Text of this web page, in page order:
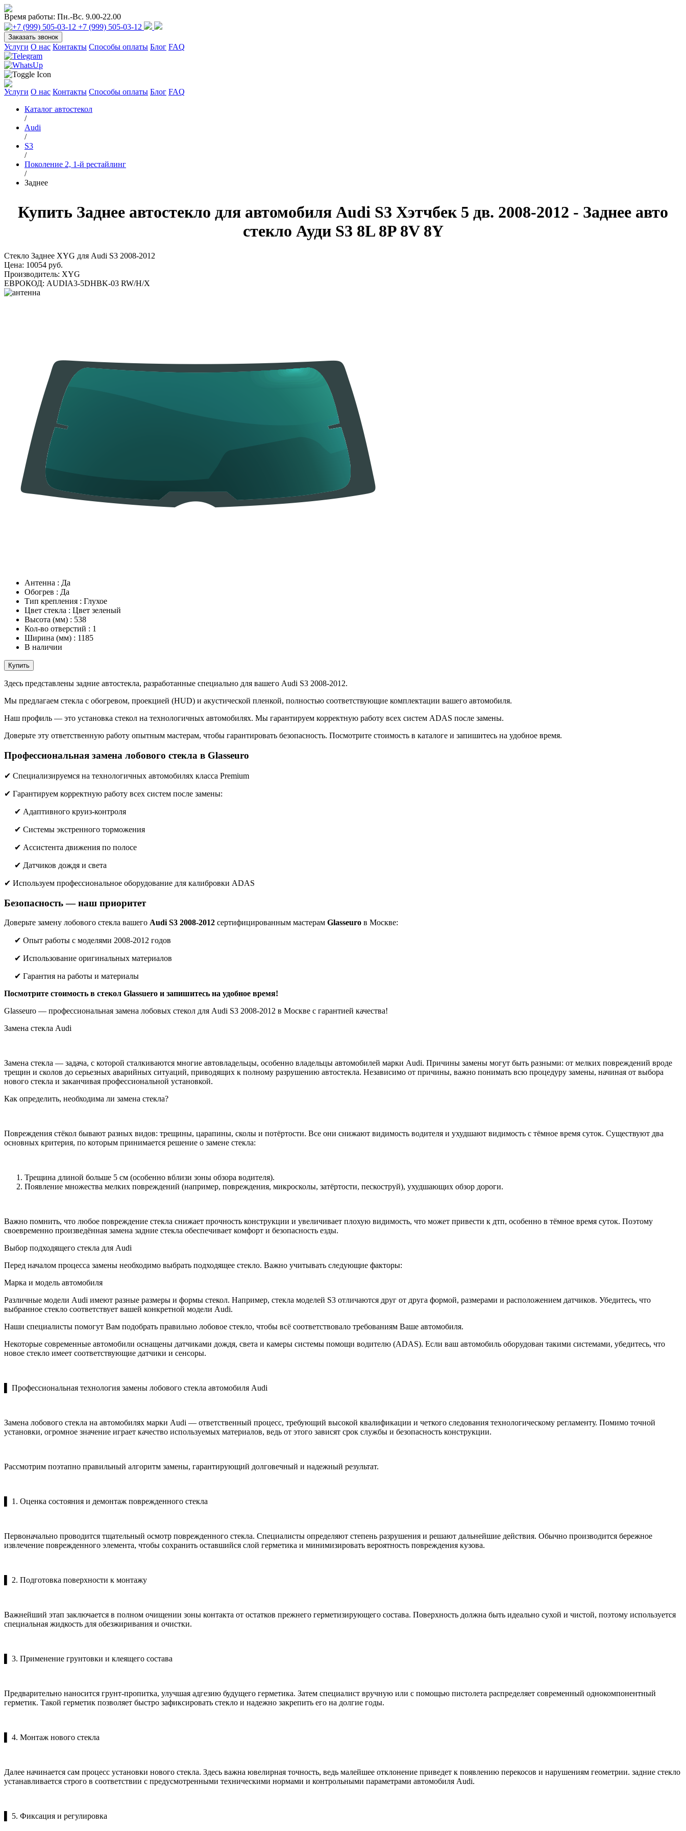
Время работы: Пн.-Вс. 9.00-22.00
+7 (999) 505-03-12
Заказать звонок
Услуги О нас Контакты Способы оплаты Блог FAQ
Услуги О нас Контакты Способы оплаты Блог FAQ
Каталог автостекол
/
Audi
/
S3
/
Поколение 2, 1-й рестайлинг
/
Заднее
Купить Заднее автостекло для автомобиля Audi S3 Хэтчбек 5 дв. 2008-2012 - Заднее авто
стекло Ауди S3 8L 8P 8V 8Y
Стекло Заднее XYG для Audi S3 2008-2012
Цена: 10054 руб.
Производитель: XYG
ЕВРОКОД: AUDIA3-5DHBK-03 RW/H/X
Антенна : Да
Обогрев : Да
Тип крепления : Глухое
Цвет стекла : Цвет зеленый
Высота (мм) : 538
Кол-во отверстий : 1
Ширина (мм) : 1185
В наличии
Купить
Здесь представлены задние автостекла, разработанные специально для вашего Audi S3 2008-2012.
Мы предлагаем стекла с обогревом, проекцией (HUD) и акустической пленкой, полностью соответствующие комплектации вашего автомобиля.
Наш профиль — это установка стекол на технологичных автомобилях. Мы гарантируем корректную работу всех систем ADAS после замены.
Доверьте эту ответственную работу опытным мастерам, чтобы гарантировать безопасность. Посмотрите стоимость в каталоге и запишитесь на удобное время.
Профессиональная замена лобового стекла в Glasseuro
✔ Специализируемся на технологичных автомобилях класса Premium
✔ Гарантируем корректную работу всех систем после замены:
✔ Адаптивного круиз-контроля
✔ Системы экстренного торможения
✔ Ассистента движения по полосе
✔ Датчиков дождя и света
✔ Используем профессиональное оборудование для калибровки ADAS
Безопасность — наш приоритет
Доверьте замену лобового стекла вашего Audi S3 2008-2012 сертифицированным мастерам Glasseuro в Москве:
✔ Опыт работы с моделями 2008-2012 годов
✔ Использование оригинальных материалов
✔ Гарантия на работы и материалы
Посмотрите стоимость в стекол Glassuero и запишитесь на удобное время!
Glasseuro — профессиональная замена лобовых стекол для Audi S3 2008-2012 в Москве с гарантией качества!
Замена стекла Audi
Замена стекла — задача, с которой сталкиваются многие автовладельцы, особенно владельцы автомобилей марки Audi. Причины замены могут быть разными: от мелких повреждений вроде
трещин и сколов до серьезных аварийных ситуаций, приводящих к полному разрушению автостекла. Независимо от причины, важно понимать всю процедуру замены, начиная от выбора
нового стекла и заканчивая профессиональной установкой.
Как определить, необходима ли замена стекла?
Повреждения стёкол бывают разных видов: трещины, царапины, сколы и потёртости. Все они снижают видимость водителя и ухудшают видимость с тёмное время суток. Существуют два
основных критерия, по которым принимается решение о замене стекла:
Трещина длиной больше 5 см (особенно вблизи зоны обзора водителя).
Появление множества мелких повреждений (например, повреждения, микросколы, затёртости, пескоструй), ухудшающих обзор дороги.
Важно помнить, что любое повреждение стекла снижает прочность конструкции и увеличивает плохую видимость, что может привести к дтп, особенно в тёмное время суток. Поэтому
своевременно произведённая замена задние стекла обеспечивает комфорт и безопасность езды.
Выбор подходящего стекла для Audi
Перед началом процесса замены необходимо выбрать подходящее стекло. Важно учитывать следующие факторы:
Марка и модель автомобиля
Различные модели Audi имеют разные размеры и формы стекол. Например, стекла моделей S3 отличаются друг от друга формой, размерами и расположением датчиков. Убедитесь, что
выбранное стекло соответствует вашей конкретной модели Audi.
Наши специалисты помогут Вам подобрать правильно лобовое стекло, чтобы всё соответствовало требованиям Ваше автомобиля.
Некоторые современные автомобили оснащены датчиками дождя, света и камеры системы помощи водителю (ADAS). Если ваш автомобиль оборудован такими системами, убедитесь, что
новое стекло имеет соответствующие датчики и сенсоры.
▌ Профессиональная технология замены лобового стекла автомобиля Audi
Замена лобового стекла на автомобилях марки Audi — ответственный процесс, требующий высокой квалификации и четкого следования технологическому регламенту. Помимо точной
установки, огромное значение играет качество используемых материалов, ведь от этого зависят срок службы и безопасность конструкции.
Рассмотрим поэтапно правильный алгоритм замены, гарантирующий долговечный и надежный результат.
▌ 1. Оценка состояния и демонтаж поврежденного стекла
Первоначально проводится тщательный осмотр поврежденного стекла. Специалисты определяют степень разрушения и решают дальнейшие действия. Обычно производится бережное
извлечение поврежденного элемента, чтобы сохранить оставшийся слой герметика и минимизировать вероятность повреждения кузова.
▌ 2. Подготовка поверхности к монтажу
Важнейший этап заключается в полном очищении зоны контакта от остатков прежнего герметизирующего состава. Поверхность должна быть идеально сухой и чистой, поэтому используется
специальная жидкость для обезжиривания и очистки.
▌ 3. Применение грунтовки и клеящего состава
Предварительно наносится грунт-пропитка, улучшая адгезию будущего герметика. Затем специалист вручную или с помощью пистолета распределяет современный однокомпонентный
герметик. Такой герметик позволяет быстро зафиксировать стекло и надежно закрепить его на долгие годы.
▌ 4. Монтаж нового стекла
Далее начинается сам процесс установки нового стекла. Здесь важна ювелирная точность, ведь малейшее отклонение приведет к появлению перекосов и нарушениям геометрии. задние стекло
устанавливается строго в соответствии с предусмотренными техническими нормами и контрольными параметрами автомобиля Audi.
▌ 5. Фиксация и регулировка